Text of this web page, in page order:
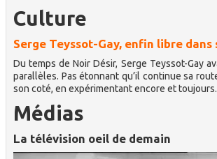
Culture
Serge Teyssot-Gay, enfin libre dans
Du temps de Noir Désir, Serge Teyssot-Gay
parallèles. Pas étonnant qu’il continue sa
son coté, en expérimentant encore et toujours.
Médias
La télévision oeil de demain